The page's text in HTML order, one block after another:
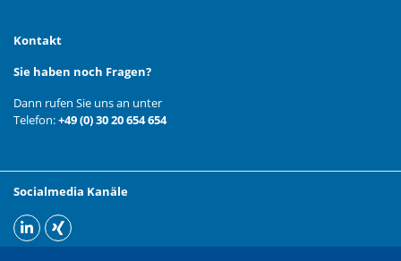
Kontakt
Sie haben noch Fragen?
Dann rufen Sie uns an unter
Telefon:+49 (0) 30 20 654 654
Socialmedia Kanäle